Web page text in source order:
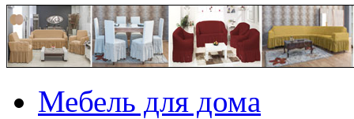
Мебель для дома